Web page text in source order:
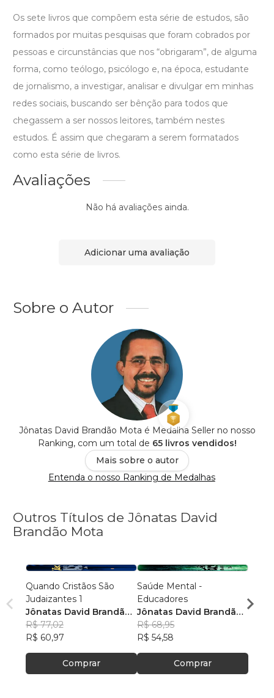
Os sete livros que compõem esta série de estudos, são
formados por muitas pesquisas que foram cobrados por
pessoas e circunstâncias que nos “obrigaram”, de alguma
forma, como teólogo, psicólogo e, na época, estudante
de jornalismo, a investigar, analisar e divulgar em minhas
redes sociais, buscando ser bênção para todos que
chegassem a ser nossos leitores, também nestes
estudos. É assim que chegaram a serem formatados
como esta série de livros.
Avaliações
Não há avaliações ainda.
Adicionar uma avaliação
Sobre o Autor
Jônatas David Brandão Mota é Medalha Seller no nosso
Ranking, com um total de 65 livros vendidos!
Mais sobre o autor
Entenda o nosso Ranking de Medalhas
Outros Títulos de Jônatas David
Brandão Mota
Quando Cristãos São
Judaizantes 1
Jônatas David Brandão
Mota
R$ 77,02
R$ 60,97
Comprar
Saúde Mental -
Educadores
Jônatas David Brandão
Mota
R$ 68,95
R$ 54,58
Comprar